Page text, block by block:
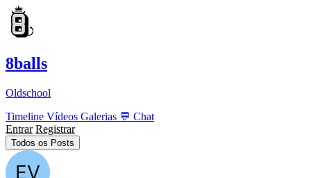
8balls
Oldschool
Timeline Vídeos Galerias 💬 Chat
Entrar Registrar
Todos os Posts